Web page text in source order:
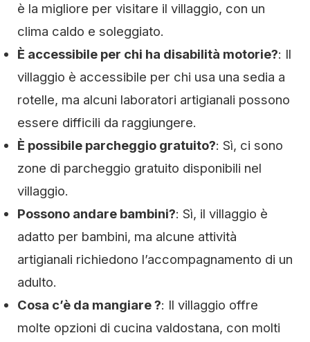
è la migliore per visitare il villaggio, con un
clima caldo e soleggiato.
È accessibile per chi ha disabilità motorie?: Il
villaggio è accessibile per chi usa una sedia a
rotelle, ma alcuni laboratori artigianali possono
essere difficili da raggiungere.
È possibile parcheggio gratuito?: Sì, ci sono
zone di parcheggio gratuito disponibili nel
villaggio.
Possono andare bambini?: Sì, il villaggio è
adatto per bambini, ma alcune attività
artigianali richiedono l’accompagnamento di un
adulto.
Cosa c’è da mangiare ?: Il villaggio offre
molte opzioni di cucina valdostana, con molti